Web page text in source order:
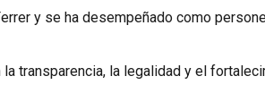
y se ha desempeñado como
transparencia, la legalidad y el